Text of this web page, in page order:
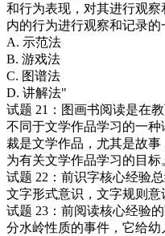
和行为表现，对其进行观
内的行为进行观察和记录的
A. 示范法
B. 游戏法
C. 图谱法
D. 讲解法"
试题 21：图画书阅读是在
不同于文学作品学习的一
裁是文学作品，尤其是故
为有关文学作品学习的目标
试题 22：前识字核心经验
文字形式意识，文字规则意
试题 23：前阅读核心经验
分水岭性质的事件，它给